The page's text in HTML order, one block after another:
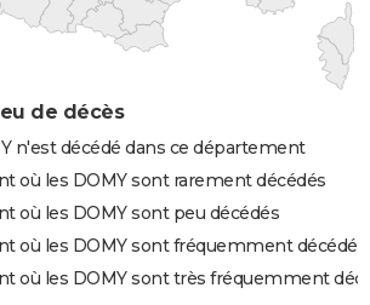
de décès
n'est décédé dans ce département
où les DOMY sont rarement décédés
où les DOMY sont peu décédés
où les DOMY sont fréquemment décédés
où les DOMY sont très fréquemment